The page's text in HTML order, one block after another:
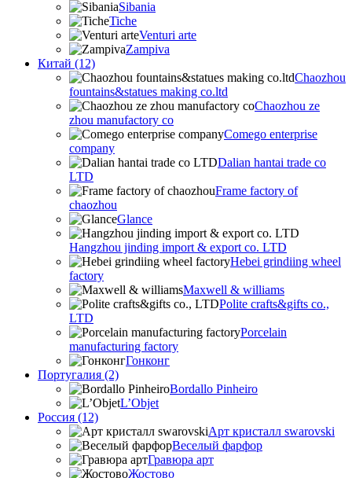
Sibania
Tiche
Venturi arte
Zampiva
Китай (12)
Chaozhou
fountains&statues making co.ltd
Chaozhou ze
zhou manufactory co
Comego enterprise
company
Dalian hantai trade co
LTD
Frame factory of
chaozhou
Glance
Hangzhou jinding import & export co. LTD
Hebei grindiing wheel
factory
Maxwell & williams
Polite crafts&gifts co.,
LTD
Porcelain
manufacturing factory
Гонконг
Португалия (2)
Bordallo Pinheiro
L’Objet
Россия (12)
Арт кристалл swarovski
Веселый фарфор
Гравюра арт
Жостово